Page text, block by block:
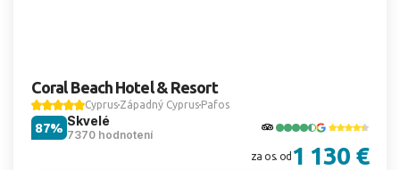
Coral Beach Hotel & Resort
Cyprus Západný Cyprus Pafos
Skvelé
7370 hodnotení
87%
za os. od 1 130 €